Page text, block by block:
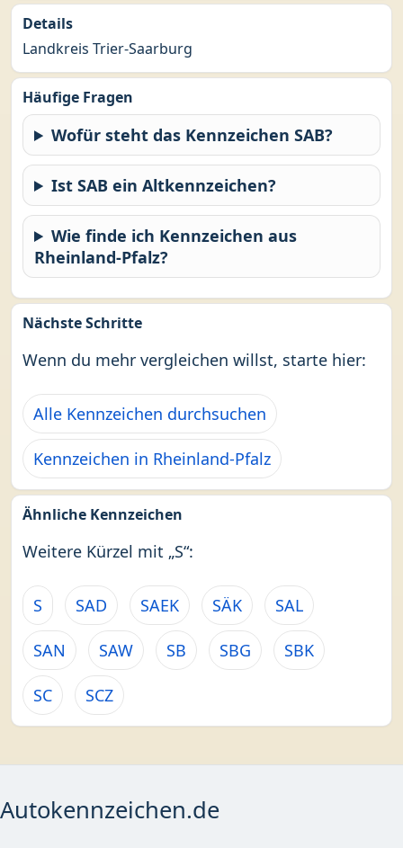
Details
Landkreis Trier-Saarburg
Häufige Fragen
Wofür steht das Kennzeichen SAB?
Ist SAB ein Altkennzeichen?
Wie finde ich Kennzeichen aus
Rheinland-Pfalz?
Nächste Schritte
Wenn du mehr vergleichen willst, starte hier:
Alle Kennzeichen durchsuchen
Kennzeichen in Rheinland-Pfalz
Ähnliche Kennzeichen
Weitere Kürzel mit „S“:
S SAD SAEK SÄK SAL
SAN SAW SB SBG SBK
SC SCZ
Autokennzeichen.de